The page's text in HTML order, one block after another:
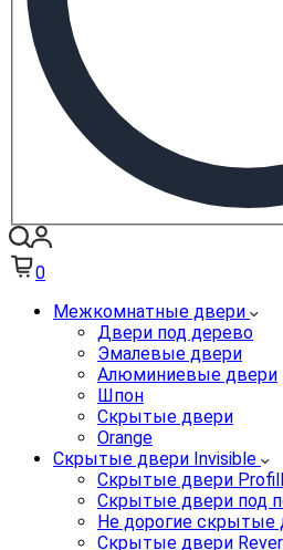
0
Межкомнатные двери
Двери под дерево
Эмалевые двери
Алюминиевые двери
Шпон
Скрытые двери
Orange
Скрытые двери Invisible
Скрытые двери
Скрытые двери под
Не дорогие скрытые
Скрытые двери